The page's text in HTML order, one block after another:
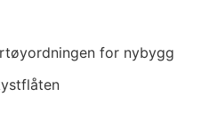
for nybygg